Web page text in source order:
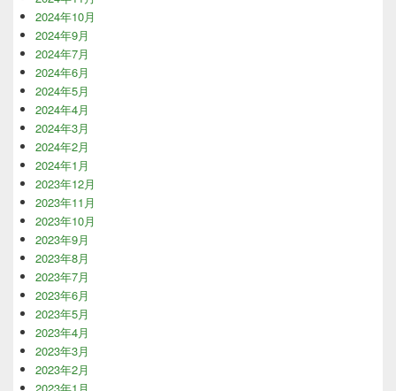
2024年10月
2024年9月
2024年7月
2024年6月
2024年5月
2024年4月
2024年3月
2024年2月
2024年1月
2023年12月
2023年11月
2023年10月
2023年9月
2023年8月
2023年7月
2023年6月
2023年5月
2023年4月
2023年3月
2023年2月